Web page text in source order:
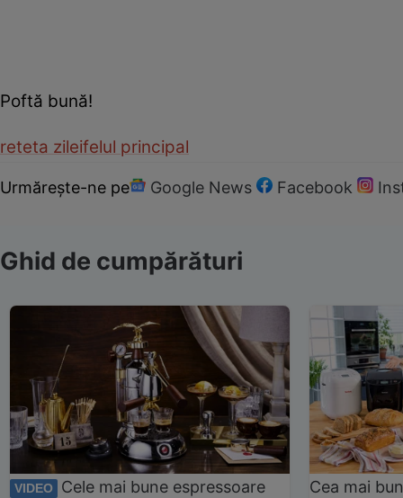
Poftă bună!
reteta zileifelul principal
Urmărește-ne pe Google News Facebook
Ghid de cumpărături
VIDEO
Cele mai bune espressoare
Cea mai